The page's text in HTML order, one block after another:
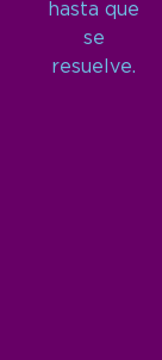
hasta que
se
resuelve.